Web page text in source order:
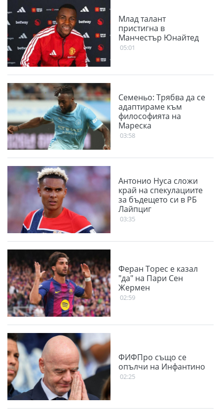
Млад талант
пристигна в
Манчестър Юнайтед
05:01
Семеньо: Трябва да се
адаптираме към
философията на
Мареска
03:58
Антонио Нуса сложи
край на спекулациите
за бъдещето си в РБ
Лайпциг
03:35
Феран Торес е казал
"да" на Пари Сен
Жермен
02:59
ФИФПро също се
опълчи на Инфантино
02:25